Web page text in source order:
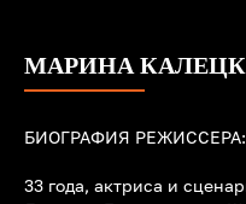
МАРИНА
БИОГРАФИЯ РЕЖИССЕРА:
33 года, актриса и